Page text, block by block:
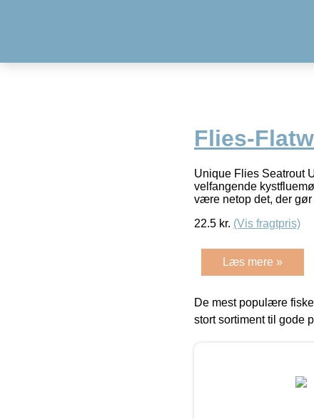
Flies-
Unique Flies Seatrout
velfangende
være netop det, der gør
22.5 kr. (Vis fragtpris)
Læs mere »
De mest populære
stort sortiment til gode